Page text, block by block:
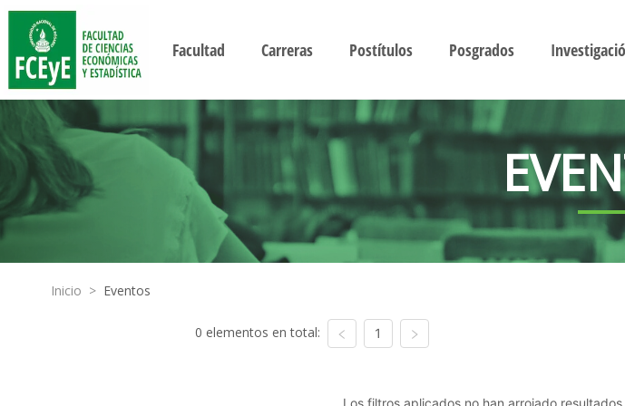
Facultad Carreras Postítulos Posgrados
Inicio > Eventos
0 elementos en total: 1
Los filtros aplicados no han arrojado resultados